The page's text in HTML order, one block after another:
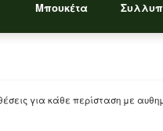
Μπουκέτα
για κάθε περίσταση με